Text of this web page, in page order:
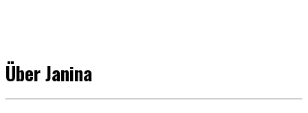
Über Janina